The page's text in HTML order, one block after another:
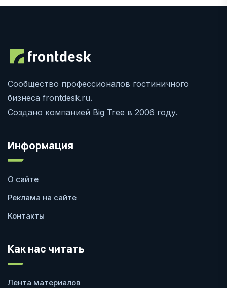
Сообщество профессионалов гостиничного
бизнеса frontdesk.ru.
Создано компанией Big Tree в 2006 году.
Информация
О сайте
Реклама на сайте
Контакты
Как нас читать
Лента материалов